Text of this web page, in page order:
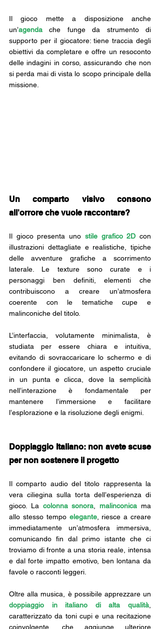
Il gioco mette a disposizione anche
un’agenda che funge da strumento di
supporto per il giocatore: tiene traccia degli
obiettivi da completare e offre un resoconto
delle indagini in corso, assicurando che non
si perda mai di vista lo scopo principale della
missione.
Un comparto visivo consono
all'orrore che vuole raccontare?
Il gioco presenta uno stile grafico 2D con
illustrazioni dettagliate e realistiche, tipiche
delle avventure grafiche a scorrimento
laterale. Le texture sono curate e i
personaggi ben definiti, elementi che
contribuiscono a creare un’atmosfera
coerente con le tematiche cupe e
malinconiche del titolo.
L’interfaccia, volutamente minimalista, è
studiata per essere chiara e intuitiva,
evitando di sovraccaricare lo schermo e di
confondere il giocatore, un aspetto cruciale
in un punta e clicca, dove la semplicità
nell’interazione è fondamentale per
mantenere l’immersione e facilitare
l’esplorazione e la risoluzione degli enigmi.
Doppiaggio Italiano: non avete scuse
per non sostenere il progetto
Il comparto audio del titolo rappresenta la
vera ciliegina sulla torta dell’esperienza di
gioco. La colonna sonora malinconica ma
allo stesso tempo elegante, riesce a creare
immediatamente un’atmosfera immersiva,
comunicando fin dal primo istante che ci
troviamo di fronte a una storia reale, intensa
e dal forte impatto emotivo, ben lontana da
favole o racconti leggeri.
doppiaggio in italiano di alta qualità
caratterizzato da toni cupi e una recitazione
coinvolgente, che aggiunge ulteriore